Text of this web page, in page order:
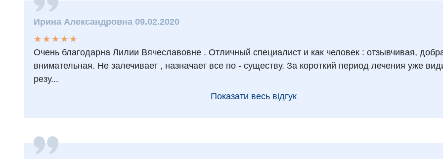
Ирина Александровна 09.02.2020
★
★
★
★
★
★ ★ ★ ★ ★
Очень благодарна Лилии Вячеславовне . Отличный специалист и как человек : отзывчивая,
внимательная. Не залечивает , назначает все по - существу. За короткий период лечения уже
резу...
Показати весь відгук